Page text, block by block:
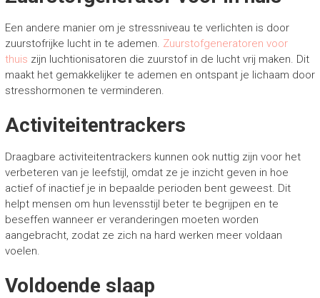
Een andere manier om je stressniveau te verlichten is door
zuurstofrijke lucht in te ademen. Zuurstofgeneratoren voor
thuis zijn luchtionisatoren die zuurstof in de lucht vrij maken. Dit
maakt het gemakkelijker te ademen en ontspant je lichaam door
stresshormonen te verminderen.
Activiteitentrackers
Draagbare activiteitentrackers kunnen ook nuttig zijn voor het
verbeteren van je leefstijl, omdat ze je inzicht geven in hoe
actief of inactief je in bepaalde perioden bent geweest. Dit
helpt mensen om hun levensstijl beter te begrijpen en te
beseffen wanneer er veranderingen moeten worden
aangebracht, zodat ze zich na hard werken meer voldaan
voelen.
Voldoende slaap